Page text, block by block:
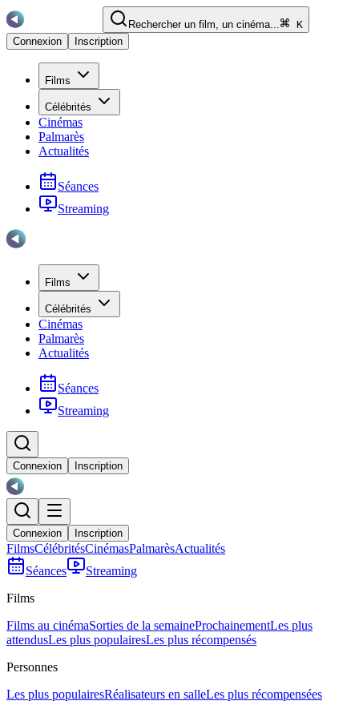
Rechercher un film, un cinéma...
K
Connexion
Inscription
Films
Célébrités
Cinémas
Palmarès
Actualités
Séances
Streaming
Films
Célébrités
Cinémas
Palmarès
Actualités
Séances
Streaming
Connexion Inscription
Connexion Inscription
FilmsCélébritésCinémasPalmarèsActualités
Séances
Streaming
Films
Films au cinémaSorties de la semaineProchainementLes plus
attendusLes plus populairesLes plus récompensés
Personnes
Les plus populairesRéalisateurs en salleLes plus récompensées